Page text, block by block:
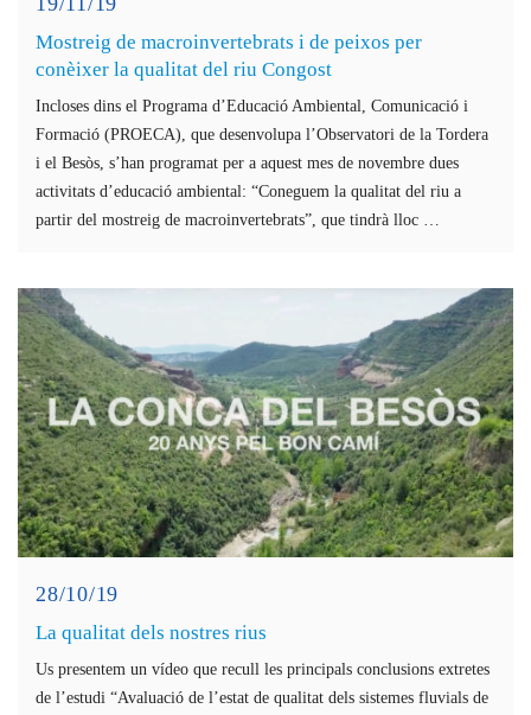
Mostreig de macroinvertebrats i de peixos per
conèixer la qualitat del riu Congost
Incloses dins el Programa d’Educació Ambiental, Comunicació i
Formació (PROECA), que desenvolupa l’Observatori de la Tordera
i el Besòs, s’han programat per a aquest mes de novembre dues
activitats d’educació ambiental: “Coneguem la qualitat del riu a
partir del mostreig de macroinvertebrats”, que tindrà lloc …
28/10/19
La qualitat dels nostres rius
Us presentem un vídeo que recull les principals conclusions extretes
de l’estudi “Avaluació de l’estat de qualitat dels sistemes fluvials de